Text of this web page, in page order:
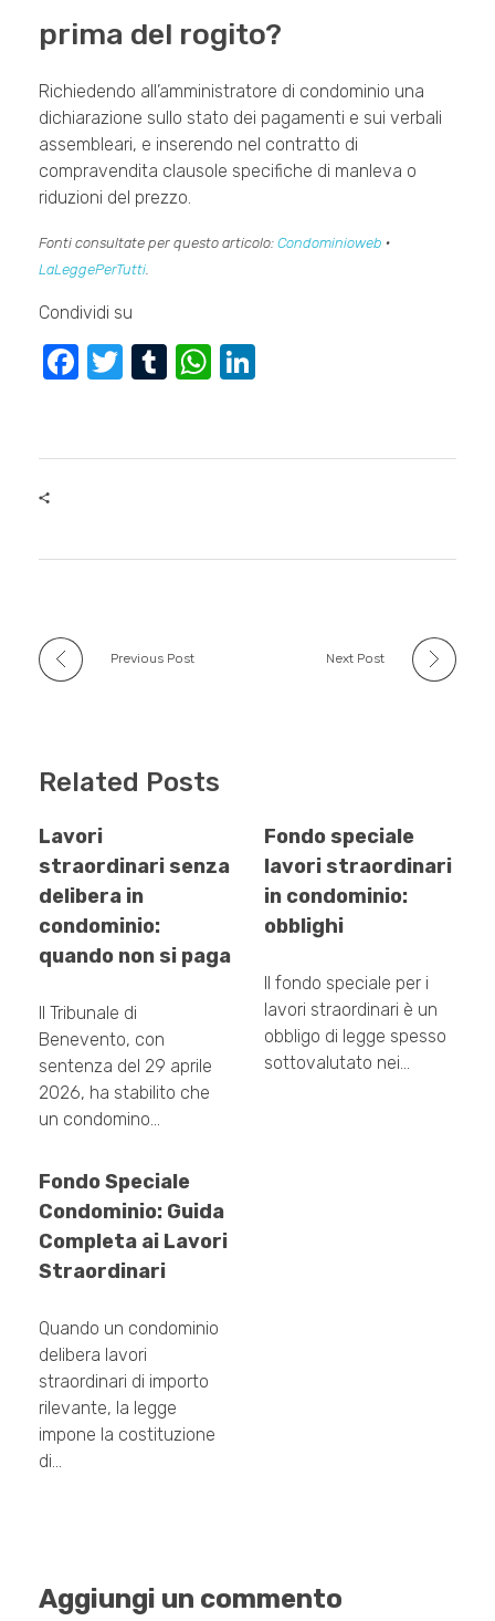
prima del rogito?
Richiedendo all’amministratore di condominio una
dichiarazione sullo stato dei pagamenti e sui verbali
assembleari, e inserendo nel contratto di
compravendita clausole specifiche di manleva o
riduzioni del prezzo.
Fonti consultate per questo articolo: Condominioweb ·
LaLeggePerTutti.
Condividi su
F
e
o
T
er
T
bl
W
s
p
e
Previous Post Next Post
Related Posts
Lavori
straordinari senza
delibera in
condominio:
quando non si paga
Il Tribunale di
Benevento, con
sentenza del 29 aprile
2026, ha stabilito che
un condomino…
Fondo speciale
lavori straordinari
in condominio:
obblighi
Il fondo speciale per i
lavori straordinari è un
obbligo di legge spesso
sottovalutato nei…
Fondo Speciale
Condominio: Guida
Completa ai Lavori
Straordinari
Quando un condominio
delibera lavori
straordinari di importo
rilevante, la legge
impone la costituzione
di…
Aggiungi un commento